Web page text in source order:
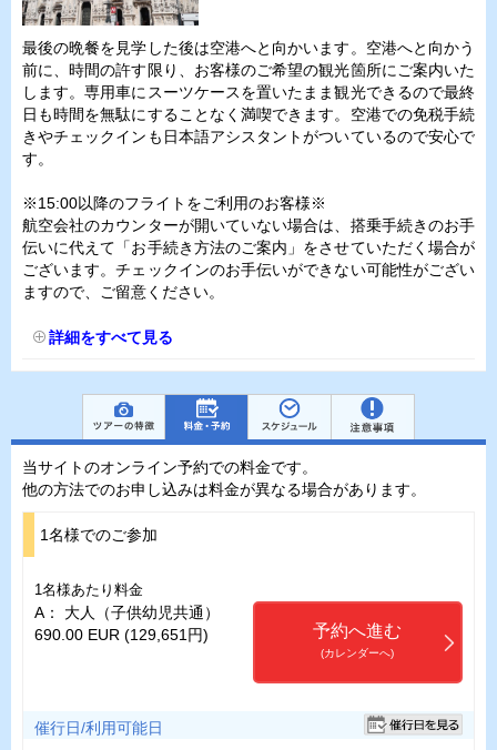
最後の晩餐を見学した後は空港へと向かいます。空港へと向かう
前に、時間の許す限り、お客様のご希望の観光箇所にご案内いた
します。専用車にスーツケースを置いたまま観光できるので最終
日も時間を無駄にすることなく満喫できます。空港での免税手続
きやチェックインも日本語アシスタントがついているので安心で
す。
※15:00以降のフライトをご利用のお客様※
航空会社のカウンターが開いていない場合は、搭乗手続きのお手
伝いに代えて「お手続き方法のご案内」をさせていただく場合が
ございます。チェックインのお手伝いができない可能性がござい
ますので、ご留意ください。
詳細をすべて見る
当サイトのオンライン予約での料金です。
他の方法でのお申し込みは料金が異なる場合があります。
1名様でのご参加
1名様あたり料金
A： 大人（子供幼児共通）
690.00 EUR (129,651円)
予約へ進む
(カレンダーへ)
催行日/利用可能日